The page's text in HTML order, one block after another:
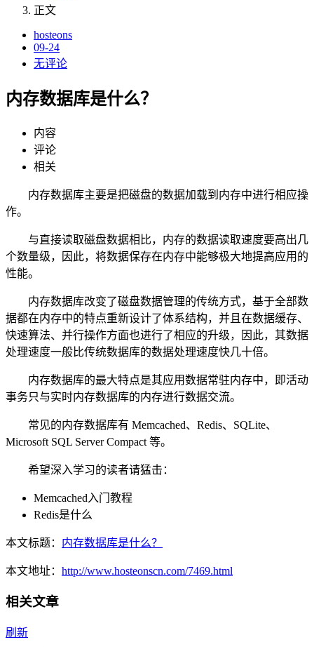
正文
hosteons
09-24
无评论
内存数据库是什么？
内容
评论
相关
内存数据库主要是把磁盘的数据加载到内存中进行相应操
作。
与直接读取磁盘数据相比，内存的数据读取速度要高出几
个数量级，因此，将数据保存在内存中能够极大地提高应用的
性能。
内存数据库改变了磁盘数据管理的传统方式，基于全部数
据都在内存中的特点重新设计了体系结构，并且在数据缓存、
快速算法、并行操作方面也进行了相应的升级，因此，其数据
处理速度一般比传统数据库的数据处理速度快几十倍。
内存数据库的最大特点是其应用数据常驻内存中，即活动
事务只与实时内存数据库的内存进行数据交流。
常见的内存数据库有 Memcached、Redis、SQLite、
Microsoft SQL Server Compact 等。
希望深入学习的读者请猛击：
Memcached入门教程
Redis是什么
本文标题： 内存数据库是什么？
本文地址： http://www.hosteonscn.com/7469.html
相关文章
刷新